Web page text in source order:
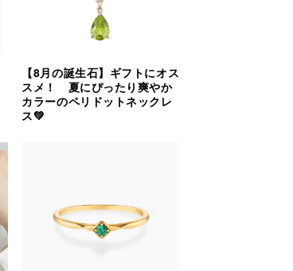
【8月の誕生石】ギフトにオス
スメ！ 夏にぴったり爽やか
カラーのペリドットネックレ
ス💚